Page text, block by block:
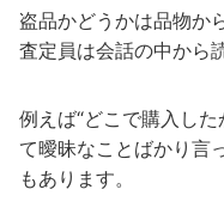
盗品かどうかは品物か
査定員は会話の中から
例えば“どこで購入し
て曖昧なことばかり言
もあります。